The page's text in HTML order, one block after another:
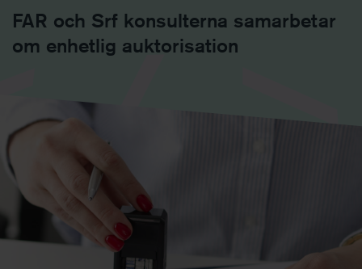
FAR och Srf konsulterna samarbetar
om enhetlig auktorisation